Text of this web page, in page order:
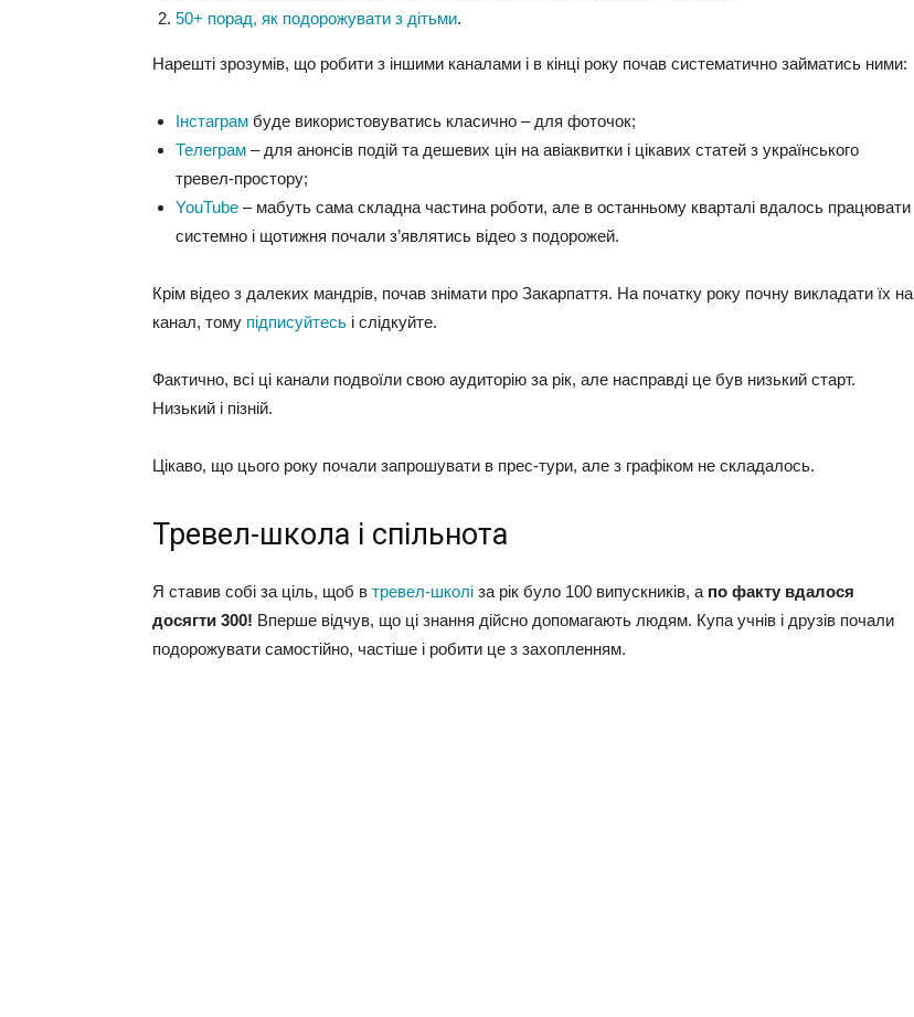
50+ порад, як подорожувати з дітьми.
Нарешті зрозумів, що робити з іншими каналами і в кінці року почав систематично займатись ними:
Інстаграм буде використовуватись класично – для фоточок;
Телеграм – для анонсів подій та дешевих цін на авіаквитки і цікавих статей з українського
тревел-простору;
YouTube – мабуть сама складна частина роботи, але в останньому кварталі вдалось працювати
системно і щотижня почали з’являтись відео з подорожей.
Крім відео з далеких мандрів, почав знімати про Закарпаття. На початку року почну викладати їх на
канал, тому підписуйтесь і слідкуйте.
Фактично, всі ці канали подвоїли свою аудиторію за рік, але насправді це був низький старт.
Низький і пізній.
Цікаво, що цього року почали запрошувати в прес-тури, але з графіком не складалось.
Тревел-школа і спільнота
Я ставив собі за ціль, щоб в тревел-школі за рік було 100 випускників, а по факту вдалося
досягти 300! Вперше відчув, що ці знання дійсно допомагають людям. Купа учнів і друзів почали
подорожувати самостійно, частіше і робити це з захопленням.